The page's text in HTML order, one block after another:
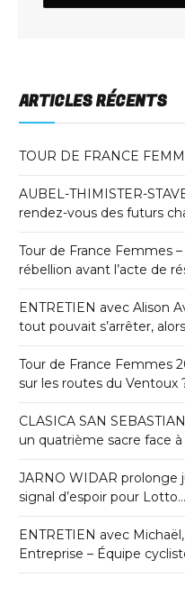
ARTICLES RÉCENTS
TOUR DE FRANCE
AUBEL-THIMISTER-
rendez-vous des futurs
Tour de France Femmes
rébellion avant l’acte de
ENTRETIEN avec Alison
tout pouvait s’arrêter,
Tour de France Femmes
sur les routes du Ventoux
CLASICA SAN
un quatrième sacre face
JARNO WIDAR prolonge
signal d’espoir pour
ENTRETIEN avec
Entreprise – Équipe